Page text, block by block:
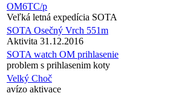
OM6TC/p
Veľká letná expedícia SOTA
SOTA Osečný Vrch 551m
Aktivita 31.12.2016
SOTA watch OM prihlasenie
problem s prihlasenim koty
Velký Choč
avízo aktivace